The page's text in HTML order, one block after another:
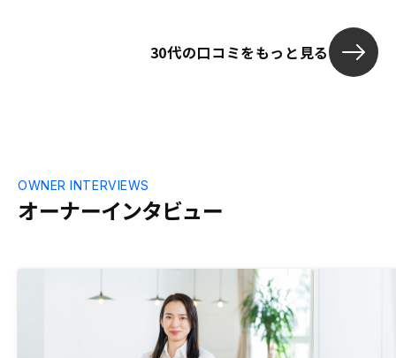
プリで収支・
でき、手間が少ない ◆ ご検討
おすすめポイ
てもらえると助かり
続きにおいて
LINEのメッセ
ステータス確
話はほとんど
30代の口コミをもっと見る
オーナーインタビュー
OWNER INTERVIEWS